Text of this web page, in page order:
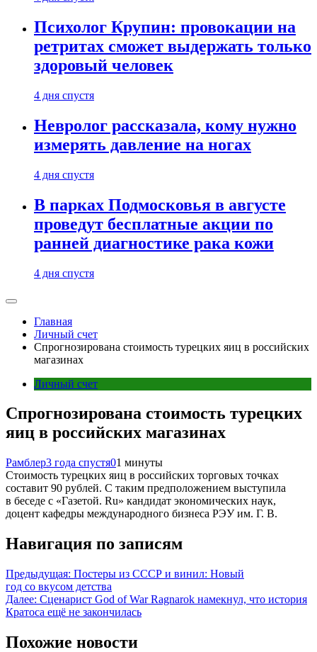
Психолог Крупин: провокации на
ретритах сможет выдержать только
здоровый человек
4 дня спустя
Невролог рассказала, кому нужно
измерять давление на ногах
4 дня спустя
В парках Подмосковья в августе
проведут бесплатные акции по
ранней диагностике рака кожи
4 дня спустя
Главная
Личный счет
Спрогнозирована стоимость турецких яиц в российских
магазинах
Личный счет
Спрогнозирована стоимость турецких
яиц в российских магазинах
Рамблер3 года спустя01 минуты
Стоимость турецких яиц в российских торговых точках
составит 90 рублей. С таким предположением выступила
в беседе с «Газетой. Ru» кандидат экономических наук,
доцент кафедры международного бизнеса РЭУ им. Г. В.
Навигация по записям
Предыдущая: Постеры из СССР и винил: Новый
год со вкусом детства
Далее: Сценарист God of War Ragnarok намекнул, что история
Кратоса ещё не закончилась
Похожие новости